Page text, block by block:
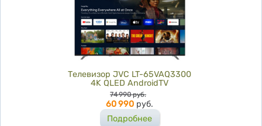
Телевизор JVC LT-65VAQ3300
4K QLED AndroidTV
Цена
74 990 руб.
60 990 руб.
Подробнее